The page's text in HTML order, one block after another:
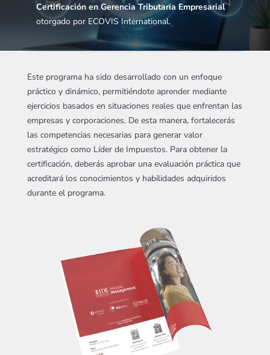
Certificación en Gerencia Tributaria Empresarial
otorgado por ECOVIS International.
Este programa ha sido desarrollado con un enfoque
práctico y dinámico, permitiéndote aprender mediante
ejercicios basados en situaciones reales que enfrentan las
empresas y corporaciones. De esta manera, fortalecerás
las competencias necesarias para generar valor
estratégico como Líder de Impuestos. Para obtener la
certificación, deberás aprobar una evaluación práctica que
acreditará los conocimientos y habilidades adquiridos
durante el programa.